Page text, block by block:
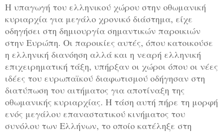
Η υπαγωγή του ελληνικού χώρου στην οθωμανική
κυριαρχία για μεγάλο χρονικό διάστημα, είχε
οδηγήσει στη δημιουργία σημαντικών παροικιών
στην Ευρώπη. Οι παροικίες αυτές, όπου κατοικούσε
η ελληνική διανόηση αλλά και η νεαρή ελληνική
επιχειρηματική τάξη, υπήρξαν οι χώροι όπου οι νέες
ιδέες του ευρωπαϊκού διαφωτισμού οδήγησαν στη
διατύπωση του αιτήματος για αποτίναξη της
οθωμανικής κυριαρχίας. Η τάση αυτή πήρε τη μορφή
ενός μεγάλου επαναστατικού κινήματος του
συνόλου των Ελλήνων, το οποίο κατέληξε στη